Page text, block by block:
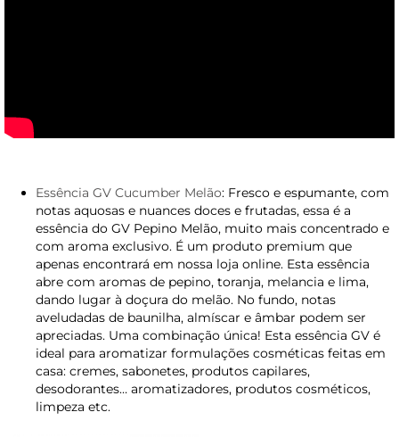
Essência GV Cucumber Melão: Fresco e espumante, com
notas aquosas e nuances doces e frutadas, essa é a
essência do GV ​​Pepino Melão, muito mais concentrado e
com aroma exclusivo. É um produto premium que
apenas encontrará em nossa loja online. Esta essência
abre com aromas de pepino, toranja, melancia e lima,
dando lugar à doçura do melão. No fundo, notas
aveludadas de baunilha, almíscar e âmbar podem ser
apreciadas. Uma combinação única! Esta essência GV é
ideal para aromatizar formulações cosméticas feitas em
casa: cremes, sabonetes, produtos capilares,
desodorantes… aromatizadores, produtos cosméticos,
limpeza etc.